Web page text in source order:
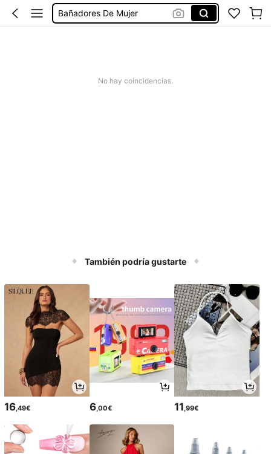
Bañadores De Mujer
No hay coincidencias.
También podría gustarte
16 ,49€ 6,00€ 11 ,99€